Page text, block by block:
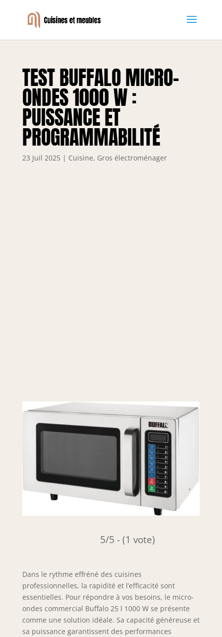
TEST BUFFALO MICRO-
ONDES 1000 W :
PUISSANCE ET
PROGRAMMABILITÉ
23 Juil 2025 | Cuisine, Gros électroménager
5/5 - (1 vote)
Dans le rythme effréné des cuisines
professionnelles, la rapidité et l’efficacité sont
essentielles. Pour répondre à vos besoins, le micro-
ondes commercial Buffalo 25 l 1000 W se présente
comme une solution idéale. Sa capacité généreuse et
sa puissance garantissent des performances